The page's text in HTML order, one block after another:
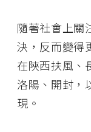
隨著社會上關
決，反而變得
在陝西扶風、
洛陽、開封，
現。